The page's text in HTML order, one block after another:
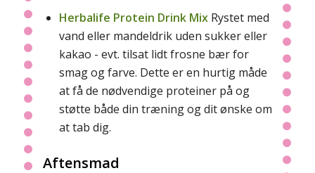
Herbalife Protein Drink MixRystet med
vand eller mandeldrik uden sukker eller
kakao - evt. tilsat lidt frosne bær for
smag og farve. Dette er en hurtig måde
at få de nødvendige proteiner på og
støtte både din træning og dit ønske om
at tab dig.
Aftensmad